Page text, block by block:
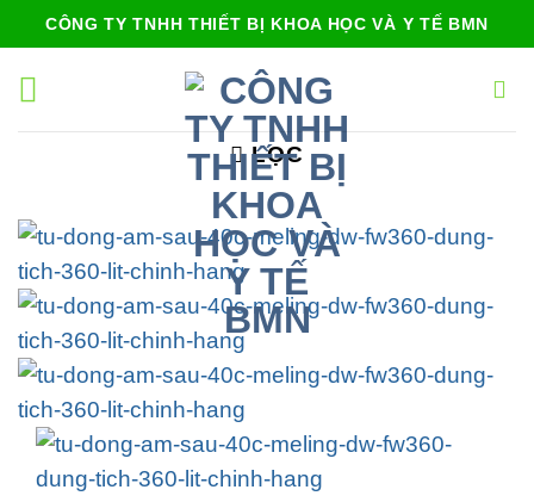
qua
nội
CÔNG TY TNHH THIẾT BỊ KHOA HỌC VÀ Y TẾ BMN
LỌC